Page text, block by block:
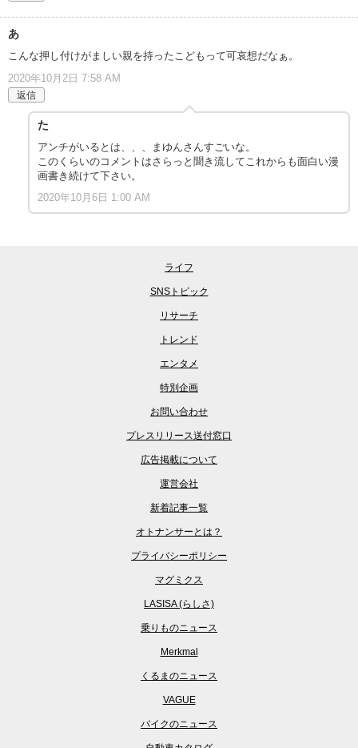
あ
こんな押し付けがましい親を持ったこどもって可哀想だなぁ。
2020年10月2日 7:58 AM
返信
た
アンチがいるとは、、、まゆんさんすごいな。
このくらいのコメントはさらっと聞き流してこれからも面白い漫
画書き続けて下さい。
2020年10月6日 1:00 AM
ライフ
SNSトピック
リサーチ
トレンド
エンタメ
特別企画
お問い合わせ
プレスリリース送付窓口
広告掲載について
運営会社
新着記事一覧
オトナンサーとは？
プライバシーポリシー
マグミクス
LASISA (らしさ)
乗りものニュース
Merkmal
くるまのニュース
VAGUE
バイクのニュース